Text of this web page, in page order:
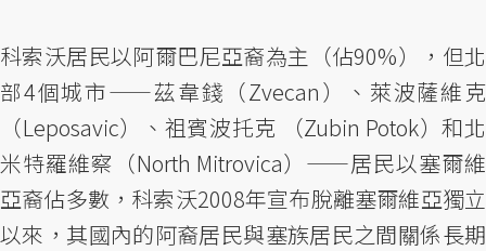
科索沃居民以阿爾巴尼亞裔為主（佔90%），但北
部4個城市——茲韋錢（Zvecan）、萊波薩維克
（Leposavic）、祖賓波托克 （Zubin Potok）和北
米特羅維察（North Mitrovica）——居民以塞爾維
亞裔佔多數，科索沃2008年宣布脫離塞爾維亞獨立
以來，其國內的阿裔居民與塞族居民之間關係長期